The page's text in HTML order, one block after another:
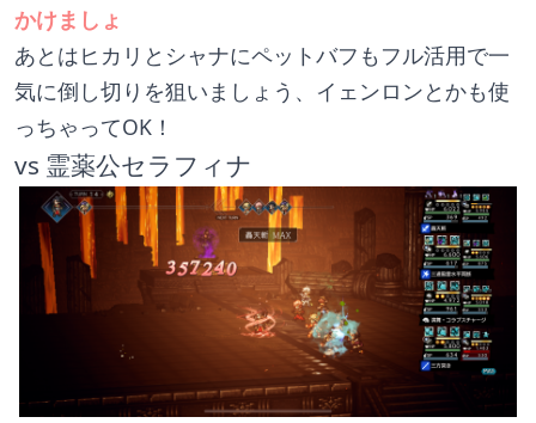
かけましょ
あとはヒカリとシャナにペットバフもフル活用で一
気に倒し切りを狙いましょう、イェンロンとかも使
っちゃってOK！
vs 霊薬公セラフィナ